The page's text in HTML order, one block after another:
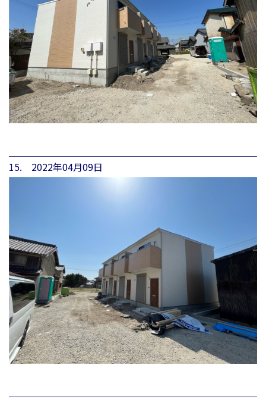
15. 2022年04月09日